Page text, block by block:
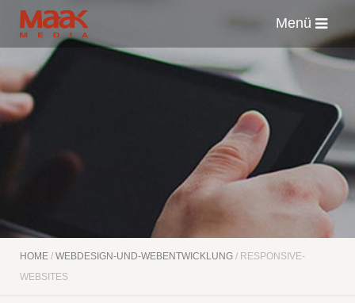
Menü
HOME / WEBDESIGN-UND-WEBENTWICKLUNG / RESPONSIVE-
WEBSITES